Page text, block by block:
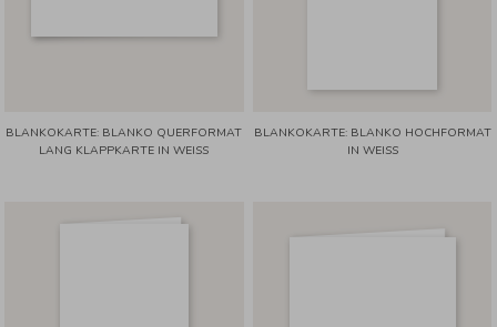
BLANKOKARTE: BLANKO QUERFORMAT
LANG KLAPPKARTE IN WEISS
BLANKOKARTE: BLANKO HOCHFORMAT
IN WEISS